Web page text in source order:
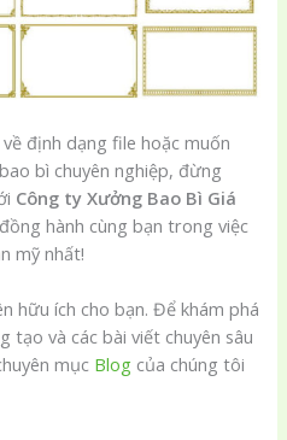
định dạng file hoặc muốn
bì chuyên nghiệp, đừng
Công ty Xưởng Bao Bì Giá
hành cùng bạn trong việc
mỹ nhất!
hữu ích cho bạn. Để khám phá
tạo và các bài viết chuyên sâu
mục Blog của chúng tôi